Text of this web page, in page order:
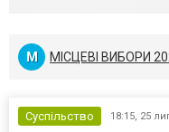
М МІСЦЕВІ ВИБОРИ
Суспільство 18:15, 25